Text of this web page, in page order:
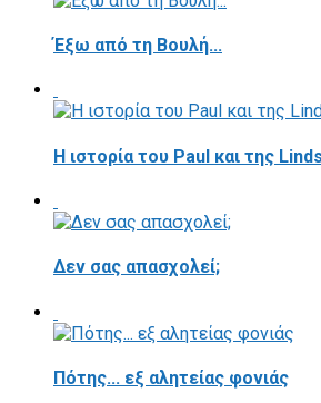
Έξω από τη Βουλή...
Η ιστορία του Paul και της
Δεν σας απασχολεί;
Πότης... εξ αλητείας φονιάς